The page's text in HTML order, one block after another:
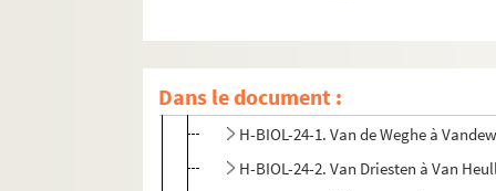
Dans le document :
H-BIOL-24. Van de Weghe à Zimmerman
H-BIOL-24-1. Van de Weghe à
H-BIOL-24-2. Van Driesten à Van